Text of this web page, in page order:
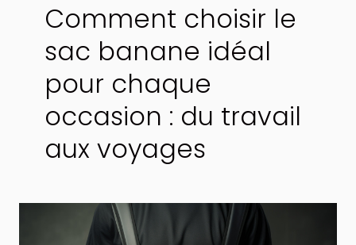
Comment choisir le
sac banane idéal
pour chaque
occasion : du travail
aux voyages